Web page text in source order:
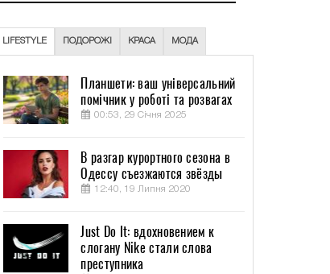
LIFESTYLE ПОДОРОЖІ КРАСА МОДА
Планшети: ваш універсальний
помічник у роботі та розвагах
00:53, 29 Січня 2025
В разгар курортного сезона в
Одессу съезжаются звёзды
12:40, 19 Липня 2020
Just Do It: вдохновением к
слогану Nike стали слова
преступника